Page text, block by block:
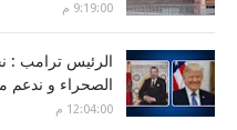
9:19:00 م
الرئيس ترامب :
الصحراء و ندعم
12:04:00 م